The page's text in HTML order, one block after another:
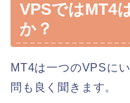
VPSではMT4
か？
MT4は一つのVPSに
問も良く聞きます。